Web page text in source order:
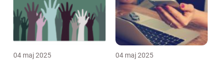
04 maj 2025 04 maj 2025